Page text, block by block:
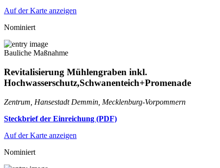
Auf der Karte anzeigen
Nominiert
Bauliche Maßnahme
Revitalisierung Mühlengraben inkl.
Hochwasserschutz,Schwanenteich+Promenade
Zentrum, Hansestadt Demmin, Mecklenburg-Vorpommern
Steckbrief der Einreichung (PDF)
Auf der Karte anzeigen
Nominiert